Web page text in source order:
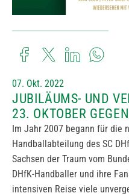
07. Okt. 2022
JUBILÄUMS- UND
23. OKTOBER
Im Jahr 2007 begann für die
Handballabteilung des SC
Sachsen der Traum vom
DHfK-Handballer und ihre
intensiven Reise viele